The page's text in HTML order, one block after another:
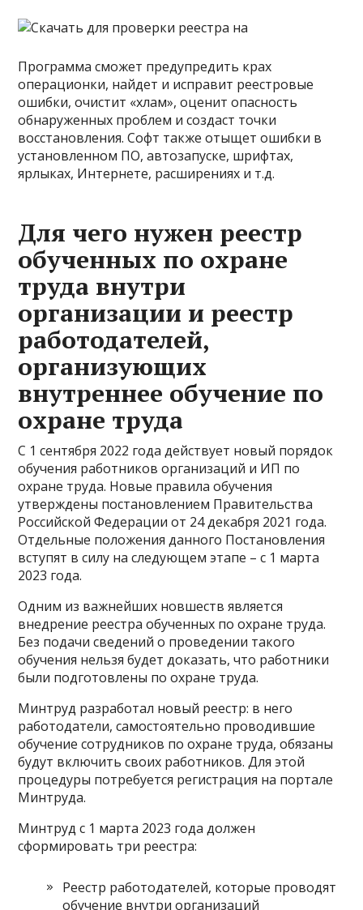
Программа сможет предупредить крах
операционки, найдет и исправит реестровые
ошибки, очистит «хлам», оценит опасность
обнаруженных проблем и создаст точки
восстановления. Софт также отыщет ошибки в
установленном ПО, автозапуске, шрифтах,
ярлыках, Интернете, расширениях и т.д.
Для чего нужен реестр
обученных по охране
труда внутри
организации и реестр
работодателей,
организующих
внутреннее обучение по
охране труда
С 1 сентября 2022 года действует новый порядок
обучения работников организаций и ИП по
охране труда. Новые правила обучения
утверждены постановлением Правительства
Российской Федерации от 24 декабря 2021 года.
Отдельные положения данного Постановления
вступят в силу на следующем этапе – с 1 марта
2023 года.
Одним из важнейших новшеств является
внедрение реестра обученных по охране труда.
Без подачи сведений о проведении такого
обучения нельзя будет доказать, что работники
были подготовлены по охране труда.
Минтруд разработал новый реестр: в него
работодатели, самостоятельно проводившие
обучение сотрудников по охране труда, обязаны
будут включить своих работников. Для этой
процедуры потребуется регистрация на портале
Минтруда.
Минтруд с 1 марта 2023 года должен
сформировать три реестра:
Реестр работодателей, которые проводят
обучение внутри организаций